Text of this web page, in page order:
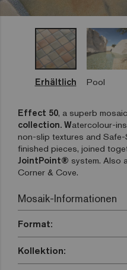
Erhältlich Pool
Effect 50, a superb
collection. Watercolour-
non-slip textures and
finished pieces, joined
JointPoint® system. Also
Corner & Cove.
Mosaik-Informationen
Format:
Kollektion: